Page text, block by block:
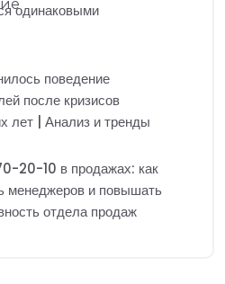
одинаковыми
поведение
после кризисов
лет | Анализ и тренды
20-10 в продажах: как
менеджеров и повышать
отдела продаж